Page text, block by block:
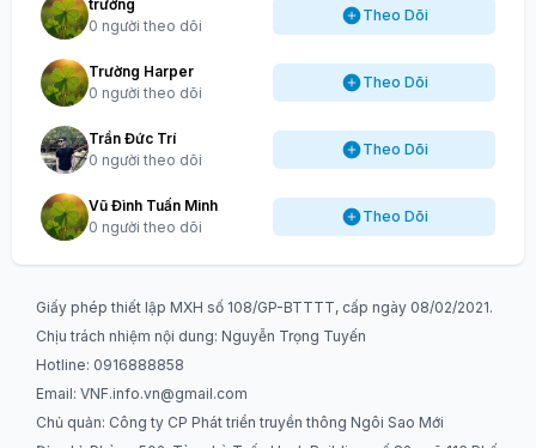
trường
0 người theo dõi
Theo Dõi
Trường Harper
0 người theo dõi
Theo Dõi
Trần Đức Trí
0 người theo dõi
Theo Dõi
Vũ Đình Tuấn Minh
0 người theo dõi
Theo Dõi
Giấy phép thiết lập MXH số 108/GP-BTTTT, cấp ngày 08/02/2021.
Chịu trách nhiệm nội dung: Nguyễn Trọng Tuyến
Hotline: 0916888858
Email: VNF.info.vn@gmail.com
Chủ quản: Công ty CP Phát triển truyền thông Ngôi Sao Mới